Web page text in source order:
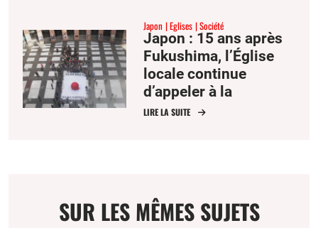
Japon Eglises Société
Japon : 15 ans après
Fukushima, l’Église
locale continue
d’appeler à la
dénucléarisation
LIRE LA SUITE
SUR LES MÊMES SUJETS